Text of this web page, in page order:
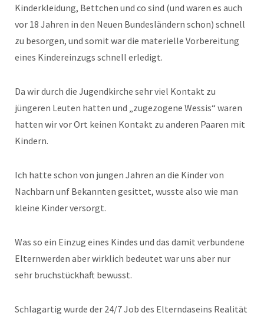
Kinderkleidung, Bettchen und co sind (und waren es auch
vor 18 Jahren in den Neuen Bundesländern schon) schnell
zu besorgen, und somit war die materielle Vorbereitung
eines Kindereinzugs schnell erledigt.
Da wir durch die Jugendkirche sehr viel Kontakt zu
jüngeren Leuten hatten und „zugezogene Wessis“ waren
hatten wir vor Ort keinen Kontakt zu anderen Paaren mit
Kindern.
Ich hatte schon von jungen Jahren an die Kinder von
Nachbarn unf Bekannten gesittet, wusste also wie man
kleine Kinder versorgt.
Was so ein Einzug eines Kindes und das damit verbundene
Elternwerden aber wirklich bedeutet war uns aber nur
sehr bruchstückhaft bewusst.
Schlagartig wurde der 24/7 Job des Elterndaseins Realität